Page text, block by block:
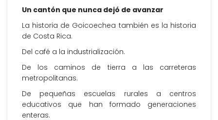
Un cantón que nunca dejó de avanzar
La historia de Goicoechea también es la historia
de Costa Rica.
Del café a la industrialización.
De los caminos de tierra a las carreteras
metropolitanas.
De pequeñas escuelas rurales a centros
educativos que han formado generaciones
enteras.